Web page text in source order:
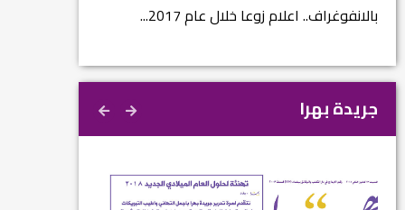
بالانفوغراف.. اعلام زوعا خلال عام 2017...
جريدة بهرا